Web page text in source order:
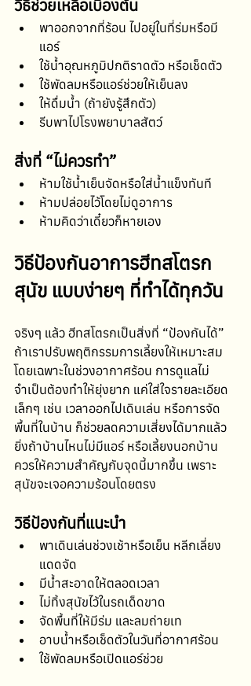
วิธีช่วยเหลือเบื้องต้น
พาออกจากที่ร้อน ไปอยู่ในที่ร่มหรือมี
แอร์
ใช้น้ำอุณหภูมิปกติราดตัว หรือเช็ดตัว
ใช้พัดลมหรือแอร์ช่วยให้เย็นลง
ให้ดื่มน้ำ (ถ้ายังรู้สึกตัว)
รีบพาไปโรงพยาบาลสัตว์
สิ่งที่ “ไม่ควรทำ”
ห้ามใช้น้ำเย็นจัดหรือใส่น้ำแข็งทันที
ห้ามปล่อยไว้โดยไม่ดูอาการ
ห้ามคิดว่าเดี๋ยวก็หายเอง
วิธีป้องกันอาการฮีทสโตรก
สุนัข แบบง่ายๆ ที่ทำได้ทุกวัน
จริงๆ แล้ว ฮีทสโตรกเป็นสิ่งที่ “ป้องกันได้”
ถ้าเราปรับพฤติกรรมการเลี้ยงให้เหมาะสม
โดยเฉพาะในช่วงอากาศร้อน การดูแลไม่
จำเป็นต้องทำให้ยุ่งยาก แค่ใส่ใจรายละเอียด
เล็กๆ เช่น เวลาออกไปเดินเล่น หรือการจัด
พื้นที่ในบ้าน ก็ช่วยลดความเสี่ยงได้มากแล้ว
ยิ่งถ้าบ้านไหนไม่มีแอร์ หรือเลี้ยงนอกบ้าน
ควรให้ความสำคัญกับจุดนี้มากขึ้น เพราะ
สุนัขจะเจอความร้อนโดยตรง
วิธีป้องกันที่แนะนำ
พาเดินเล่นช่วงเช้าหรือเย็น หลีกเลี่ยง
แดดจัด
มีน้ำสะอาดให้ตลอดเวลา
ไม่ทิ้งสุนัขไว้ในรถเด็ดขาด
จัดพื้นที่ให้มีร่ม และลมถ่ายเท
อาบน้ำหรือเช็ดตัวในวันที่อากาศร้อน
ใช้พัดลมหรือเปิดแอร์ช่วย